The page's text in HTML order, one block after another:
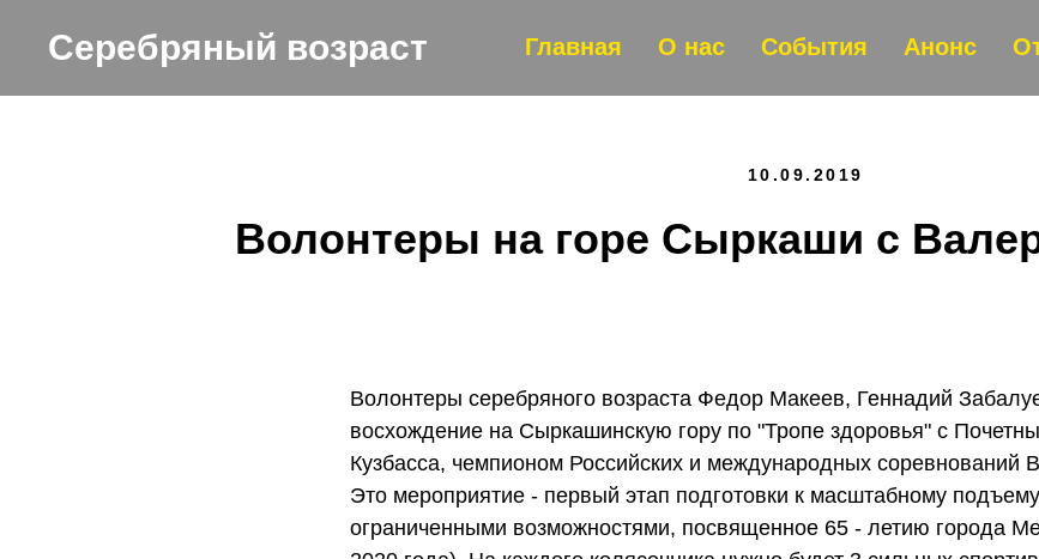
Серебряный возраст Главная О нас События Анонс
10.09.2019
Волонтеры на горе Сыркаши с
Волонтеры серебряного возраста Федор Макеев, Геннадий
восхождение на Сыркашинскую гору по "Тропе здоровья" с
Кузбасса, чемпионом Российских и международных соревнований
Это мероприятие - первый этап подготовки к масштабному
ограниченными возможностями, посвященное 65 - летию города